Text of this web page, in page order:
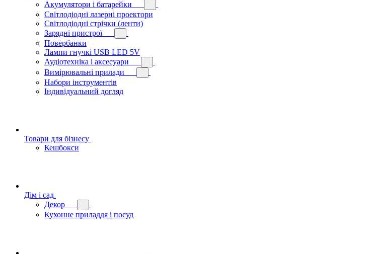
Акумулятори і батарейки
Світлодіодні лазерні проектори
Світлодіодні стрічки (ленти)
Зарядні пристрої
Повербанки
Лампи гнучкі USB LED 5V
Аудіотехніка і аксесуари
Вимірювальні прилади
Набори інструментів
Індивідуальний догляд
Товари для бізнесу
Кешбокси
Дім і сад
Декор
Кухонне приладдя і посуд